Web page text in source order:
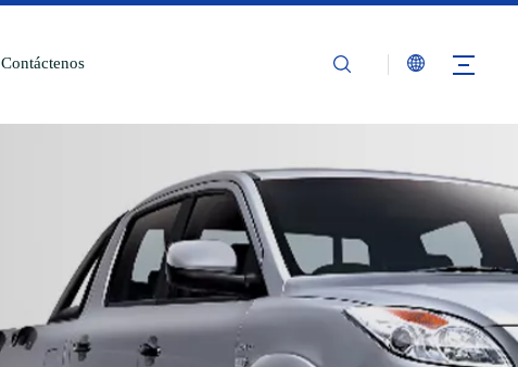
Contáctenos